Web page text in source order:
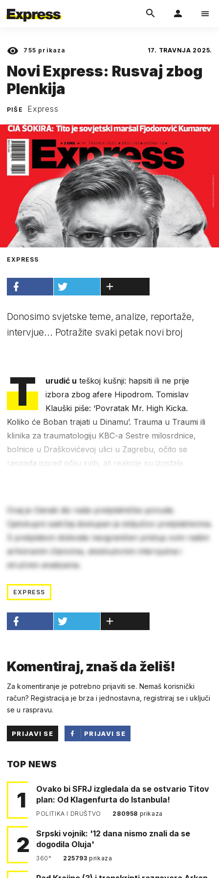
755 prikaza 17. TRAVNJA 2025.
Novi Express: Rusvaj zbog
Plenkija
PIŠE Express
EXPRESS
Donosimo svjetske teme, analize, reportaže,
intervjue... Potražite svaki petak novi broj
T urudić u teškoj kušnji: hapsiti ili ne prije
izbora zbog afere Hipodrom. Tomislav
Klauški piše: ‘Povratak Mr. High Kicka.
Koliko će Boban trajati u Dinamu’. Trauma u Traumi ili
klinika za traumatologiju KBC-a Sestre milosrdnice,
bolnice u Draškovićevoj ulici u Zagrebu, očito se
raspada ispred očiju svih, ali reakcije su izostale.
Ovaj je članak dio naše pretplatničke ponude.
Cjelokupni sadržaj dostupan je isključivo pretplatnicima.
S pretplatom dobivate neograničen pristup svim našim
arhiviranim člancima, ekskluzivnim intervjuima i
stručnim analizama.
EXPRESS
Komentiraj, znaš da želiš!
Za komentiranje je potrebno prijaviti se. Nemaš korisnički
račun? Registracija je brza i jednostavna, registriraj se i uključi
se u raspravu.
PRIJAVI SE
PRIJAVI SE
TOP NEWS
1
Ovako bi SFRJ izgledala da se ostvario Titov
plan: Od Klagenfurta do Istanbula!
POLITIKA I DRUŠTVO 280958 prikaza
2
Srpski vojnik: '12 dana nismo znali da se
dogodila Oluja'
360° 225793prikaza